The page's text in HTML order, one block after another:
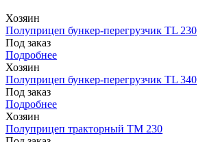
Хозяин
Полуприцеп бункер-перегрузчик TL 230
Под заказ
Подробнее
Хозяин
Полуприцеп бункер-перегрузчик TL 340
Под заказ
Подробнее
Хозяин
Полуприцеп тракторный TM 230